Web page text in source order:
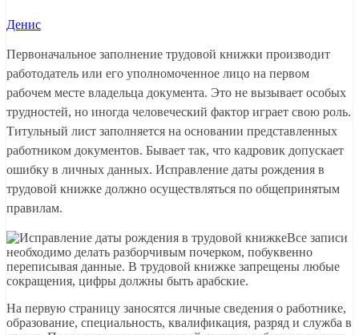
Денис
Первоначальное заполнение трудовой книжки производит
работодатель или его уполномоченное лицо на первом
рабочем месте владельца документа. Это не вызывает особых
трудностей, но иногда человеческий фактор играет свою роль.
Титульный лист заполняется на основании представленных
работником документов. Бывает так, что кадровик допускает
ошибку в личных данных. Исправление даты рождения в
трудовой книжке должно осуществляться по общепринятым
правилам.
Все записи
необходимо делать разборчивым почерком, побуквенно
переписывая данные. В трудовой книжке запрещены любые
сокращения, цифры должны быть арабские.
На первую страницу заносятся личные сведения о работнике,
образование, специальность, квалификация, разряд и служба в